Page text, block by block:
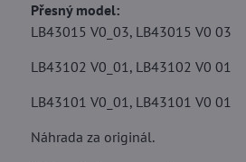
Přesný model:
LB43015 V0_03, LB43015 V0 03
LB43102 V0_01, LB43102 V0 01
LB43101 V0_01, LB43101 V0 01
Náhrada za originál.